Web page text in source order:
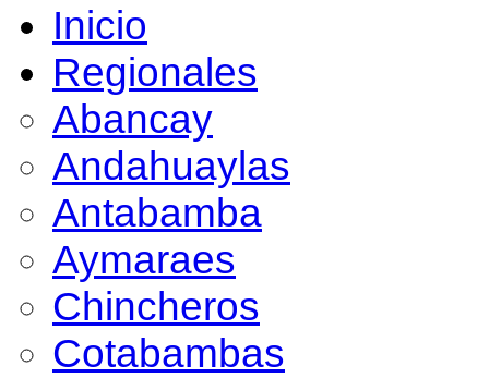
Inicio
Regionales
Abancay
Andahuaylas
Antabamba
Aymaraes
Chincheros
Cotabambas